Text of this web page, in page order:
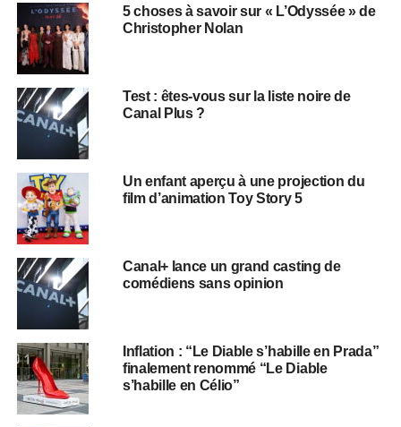
5 choses à savoir sur « L’Odyssée » de
Christopher Nolan
Test : êtes-vous sur la liste noire de
Canal Plus ?
Un enfant aperçu à une projection du
film d’animation Toy Story 5
Canal+ lance un grand casting de
comédiens sans opinion
Inflation : “Le Diable s’habille en Prada”
finalement renommé “Le Diable
s’habille en Célio”